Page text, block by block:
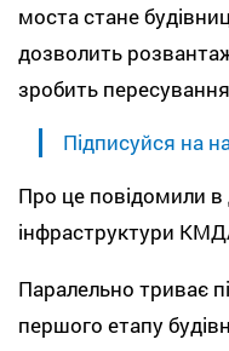
моста стане
дозволить
зробить
Підписуйся на
Про це повідомили в
інфраструктури
Паралельно триває
першого етапу